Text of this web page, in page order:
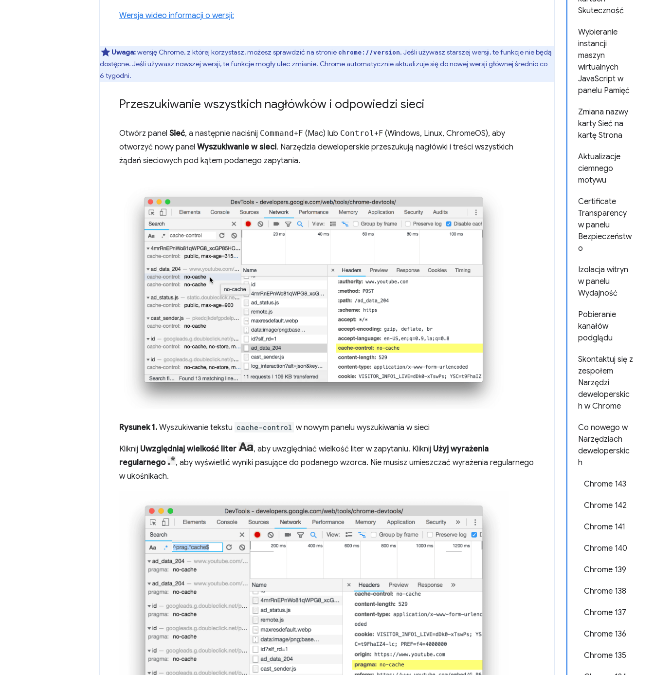
Skuteczność
Wybieranie
instancji
maszyn
wirtualnych
JavaScript w
panelu Pamięć
Zmiana nazwy
karty Sieć na
kartę Strona
Aktualizacje
ciemnego
motywu
Certificate
Transparency
w panelu
Bezpieczeństw
o
Izolacja witryn
w panelu
Wydajność
Pobieranie
kanałów
podglądu
Skontaktuj się z
zespołem
Narzędzi
deweloperskic
h w Chrome
Co nowego w
Narzędziach
deweloperskic
h
Chrome 143
Chrome 142
Chrome 141
Chrome 140
Chrome 139
Chrome 138
Chrome 137
Chrome 136
Chrome 135
Wersja wideo informacji o wersji:
Uwaga:wersję Chrome, z której korzystasz, możesz sprawdzić na stronie chrome://version. Jeśli używasz starszej wersji, te funkcje nie będą
dostępne. Jeśli używasz nowszej wersji, te funkcje mogły ulec zmianie. Chrome automatycznie aktualizuje się do nowej wersji głównej średnio co
6 tygodni.
Przeszukiwanie wszystkich nagłówków i odpowiedzi sieci
Otwórz panel Sieć, a następnie naciśnij Command+F (Mac) lub Control+F (Windows, Linux, ChromeOS), aby
otworzyć nowy panel Wyszukiwanie w sieci. Narzędzia deweloperskie przeszukują nagłówki i treści wszystkich
żądań sieciowych pod kątem podanego zapytania.
Rysunek 1. Wyszukiwanie tekstu cache-control w nowym panelu wyszukiwania w sieci
Kliknij Uwzględniaj wielkość liter , aby uwzględniać wielkość liter w zapytaniu. Kliknij Użyj wyrażenia
regularnego
, aby wyświetlić wyniki pasujące do podanego wzorca. Nie musisz umieszczać wyrażenia regularnego
w ukośnikach.